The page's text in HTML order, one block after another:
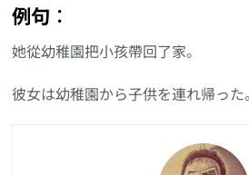
例句︰
她從幼稚園把小孩帶回了家。
彼女は幼稚園から子供を連れ帰った。